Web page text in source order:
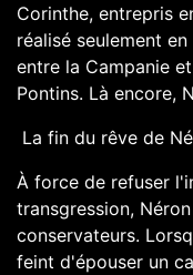
Corinthe, entrepris
réalisé seulement
entre la Campanie
Pontins. Là encore,
La fin du rêve de
À force de refuser
transgression,
conservateurs.
feint d'épouser un